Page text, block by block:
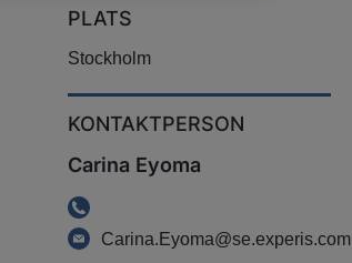
PLATS
Stockholm
KONTAKTPERSON
Carina Eyoma
Carina.Eyoma@se.experis.com